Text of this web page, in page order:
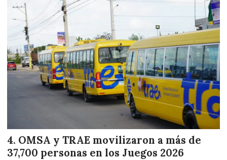
OMSA y TRAE movilizaron a más de
37,700 personas en los Juegos 2026